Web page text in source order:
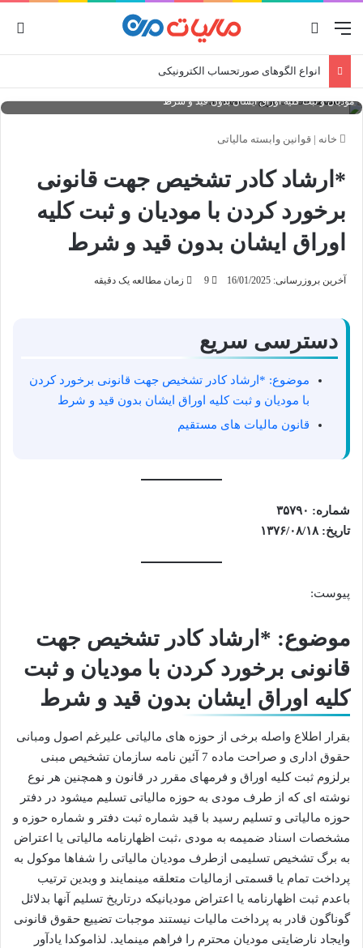
منو
انواع الگوهای صورتحساب الکترونیکی
مودیان و ثبت کلیه اوراق ایشان بدون قید و شرط
خانه | قوانین وابسته مالیاتی
*ارشاد کادر تشخیص جهت قانونی
برخورد کردن با مودیان و ثبت کلیه
اوراق ایشان بدون قید و شرط
آخرین بروزرسانی: 16/01/2025 9 زمان مطالعه یک دقیقه
دسترسی سریع
موضوع: *ارشاد کادر تشخیص جهت قانونی برخورد کردن
با مودیان و ثبت کلیه اوراق ایشان بدون قید و شرط
قانون مالیات های مستقیم
شماره: ۳۵۷۹۰
تاریخ: ۱۳۷۶/۰۸/۱۸
پیوست:
موضوع: *ارشاد کادر تشخیص جهت
قانونی برخورد کردن با مودیان و ثبت
کلیه اوراق ایشان بدون قید و شرط
بقرار اطلاع واصله برخی از حوزه های مالیاتی علیرغم اصول ومبانی
حقوق اداری و صراحت ماده 7 آئین نامه سازمان تشخیص مبنی
برلزوم ثبت کلیه اوراق و فرمهای مقرر در قانون و همچنین هر نوع
نوشته ای که از طرف مودی به حوزه مالیاتی تسلیم میشود در دفتر
حوزه مالیاتی و تسلیم رسید با قید شماره ثبت دفتر و شماره حوزه و
مشخصات اسناد ضمیمه به مودی ،ثبت اظهارنامه مالیاتی یا اعتراض
به برگ تشخیص تسلیمی ازطرف مودیان مالیاتی را شفاها موکول به
پرداخت تمام یا قسمتی ازمالیات متعلقه مینمایند و وبدین ترتیب
باعدم ثبت اظهارنامه یا اعتراض مودیانیکه درتاریخ تسلیم آنها بدلائل
گوناگون قادر به پرداخت مالیات نیستند موجبات تضییع حقوق قانونی
وایجاد نارضایتی مودیان محترم را فراهم مینماید. لذاموکدا یادآور